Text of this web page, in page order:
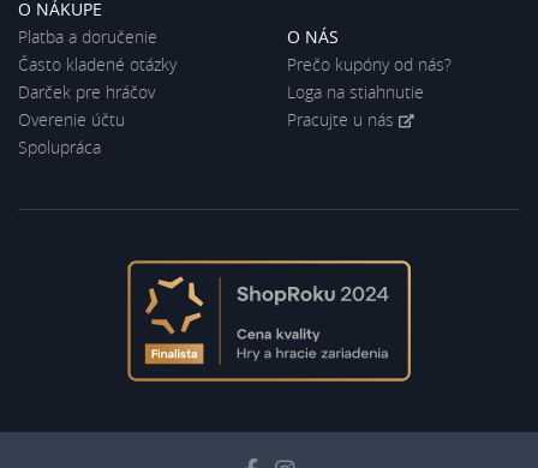
O NÁKUPE
Platba a doručenie
Často kladené otázky
Darček pre hráčov
Overenie účtu
Spolupráca
O NÁS
Prečo kupóny od nás?
Loga na stiahnutie
Pracujte u nás